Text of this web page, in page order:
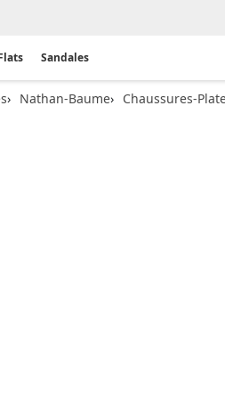
Sandales
Nathan-Baume Chaussures-